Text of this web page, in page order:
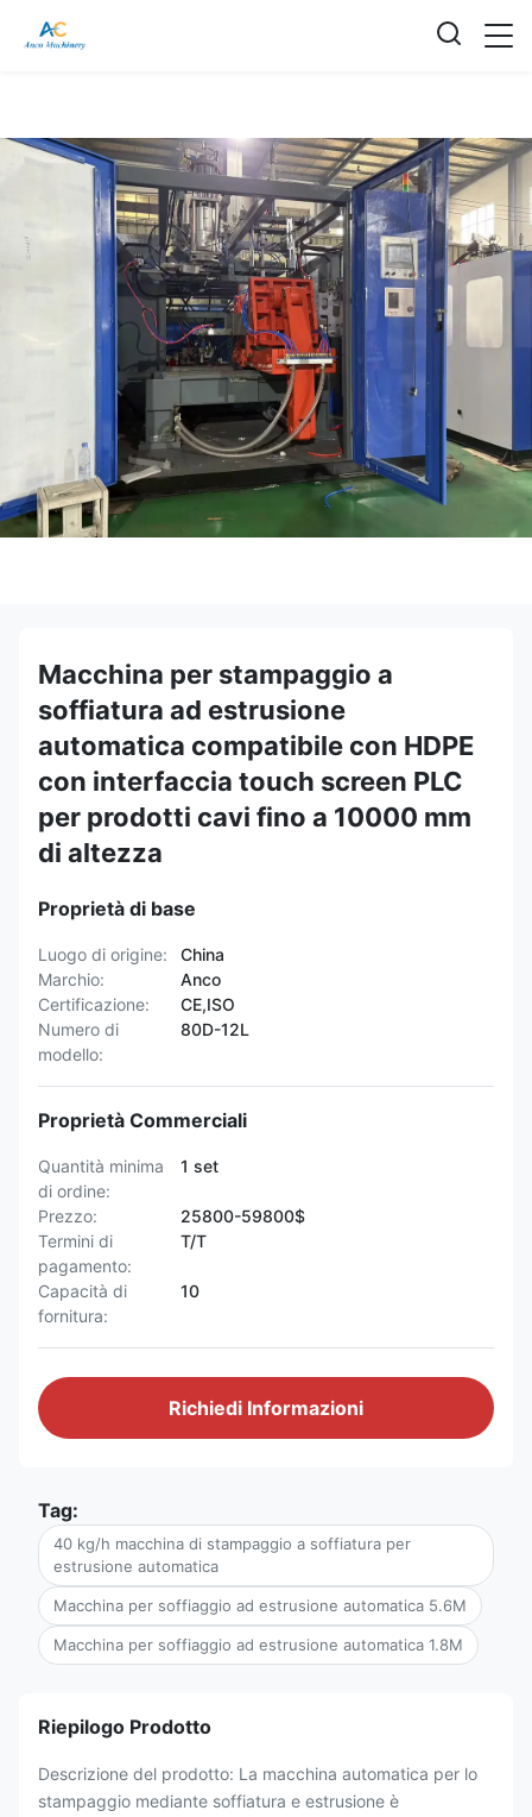
Macchina per stampaggio a
soffiatura ad estrusione
automatica compatibile con HDPE
con interfaccia touch screen PLC
per prodotti cavi fino a 10000 mm
di altezza
Proprietà di base
Luogo di origine:
China
Marchio:
Anco
Certificazione:
CE,ISO
Numero di
modello:
80D-12L
Proprietà Commerciali
Quantità minima
di ordine:
1 set
Prezzo:
25800-59800$
Termini di
pagamento:
T/T
Capacità di
fornitura:
10
Richiedi Informazioni
Tag:
40 kg/h macchina di stampaggio a soffiatura per
estrusione automatica
Macchina per soffiaggio ad estrusione automatica 5.6M
Macchina per soffiaggio ad estrusione automatica 1.8M
Riepilogo Prodotto
Descrizione del prodotto: La macchina automatica per lo
stampaggio mediante soffiatura e estrusione è